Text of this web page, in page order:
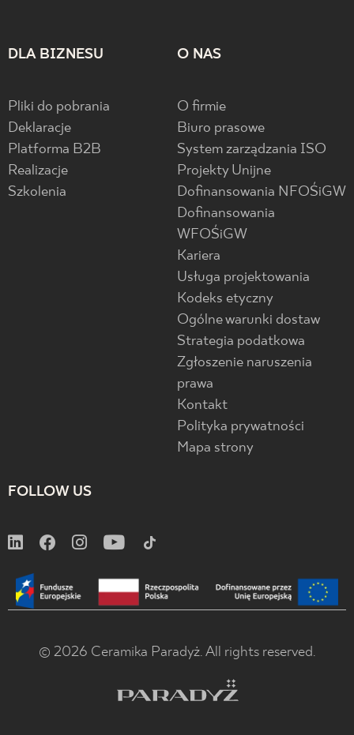
DLA BIZNESU
Pliki do pobrania
Deklaracje
Platforma B2B
Realizacje
Szkolenia
O NAS
O firmie
Biuro prasowe
System zarządzania ISO
Projekty Unijne
Dofinansowania NFOŚiGW
Dofinansowania
WFOŚiGW
Kariera
Usługa projektowania
Kodeks etyczny
Ogólne warunki dostaw
Strategia podatkowa
Zgłoszenie naruszenia
prawa
Kontakt
Polityka prywatności
Mapa strony
FOLLOW US
© 2026 Ceramika Paradyż. All rights reserved.